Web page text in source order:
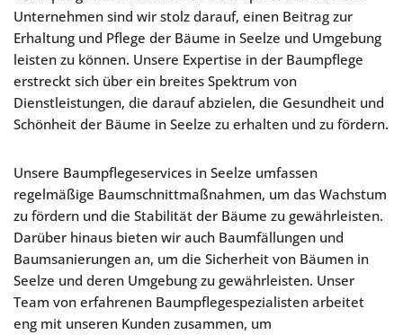
Unternehmen sind wir stolz darauf, einen Beitrag zur
Erhaltung und Pflege der Bäume in Seelze und Umgebung
leisten zu können. Unsere Expertise in der Baumpflege
erstreckt sich über ein breites Spektrum von
Dienstleistungen, die darauf abzielen, die Gesundheit und
Schönheit der Bäume in Seelze zu erhalten und zu fördern.
Unsere Baumpflegeservices in Seelze umfassen
regelmäßige Baumschnittmaßnahmen, um das Wachstum
zu fördern und die Stabilität der Bäume zu gewährleisten.
Darüber hinaus bieten wir auch Baumfällungen und
Baumsanierungen an, um die Sicherheit von Bäumen in
Seelze und deren Umgebung zu gewährleisten. Unser
Team von erfahrenen Baumpflegespezialisten arbeitet
eng mit unseren Kunden zusammen, um